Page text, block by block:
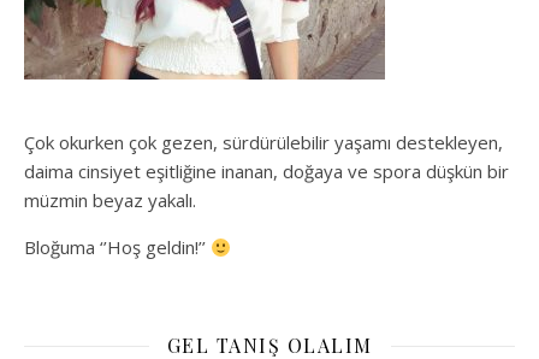
Çok okurken çok gezen, sürdürülebilir yaşamı destekleyen,
daima cinsiyet eşitliğine inanan, doğaya ve spora düşkün bir
müzmin beyaz yakalı.
Bloğuma ‘’Hoş geldin!’’
GEL TANIŞ OLALIM